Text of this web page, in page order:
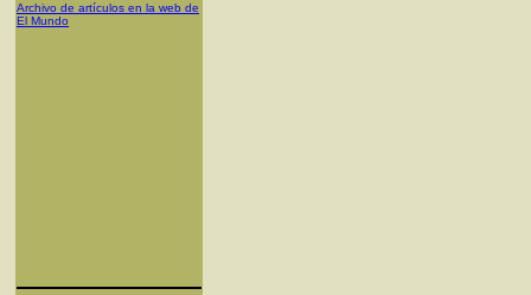
Archivo de artículos en la web de
El Mundo